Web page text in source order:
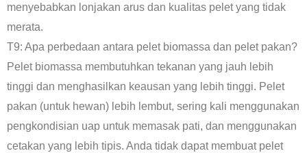
menyebabkan lonjakan arus dan kualitas pelet yang tidak
merata.
T9: Apa perbedaan antara pelet biomassa dan pelet pakan?
Pelet biomassa membutuhkan tekanan yang jauh lebih
tinggi dan menghasilkan keausan yang lebih tinggi. Pelet
pakan (untuk hewan) lebih lembut, sering kali menggunakan
pengkondisian uap untuk memasak pati, dan menggunakan
cetakan yang lebih tipis. Anda tidak dapat membuat pelet